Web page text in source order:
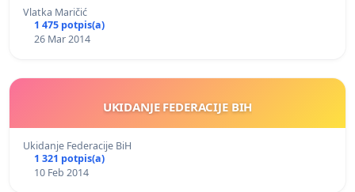
Vlatka Maričić
1 475 potpis(a)
26 Mar 2014
UKIDANJE FEDERACIJE BIH
Ukidanje Federacije BiH
1 321 potpis(a)
10 Feb 2014